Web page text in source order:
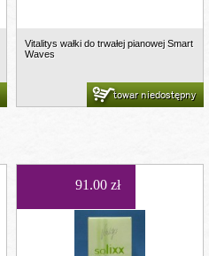
Vitalitys wałki do trwałej pianowej Smart
Waves
towar niedostępny
91.00 zł